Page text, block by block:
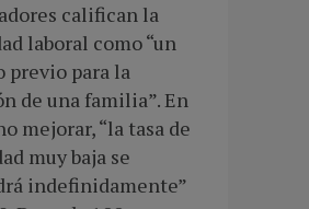
califican la
laboral como “un
previo para la
de una familia”. En
mejorar, “la tasa de
muy baja se
indefinidamente”